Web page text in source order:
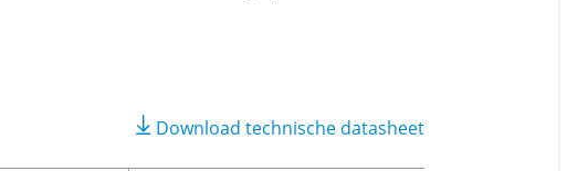
Download technische datasheet